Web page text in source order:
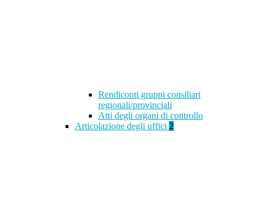
Rendiconti gruppi consiliari
regionali/provinciali
Atti degli organi di controllo
Articolazione degli uffici 2